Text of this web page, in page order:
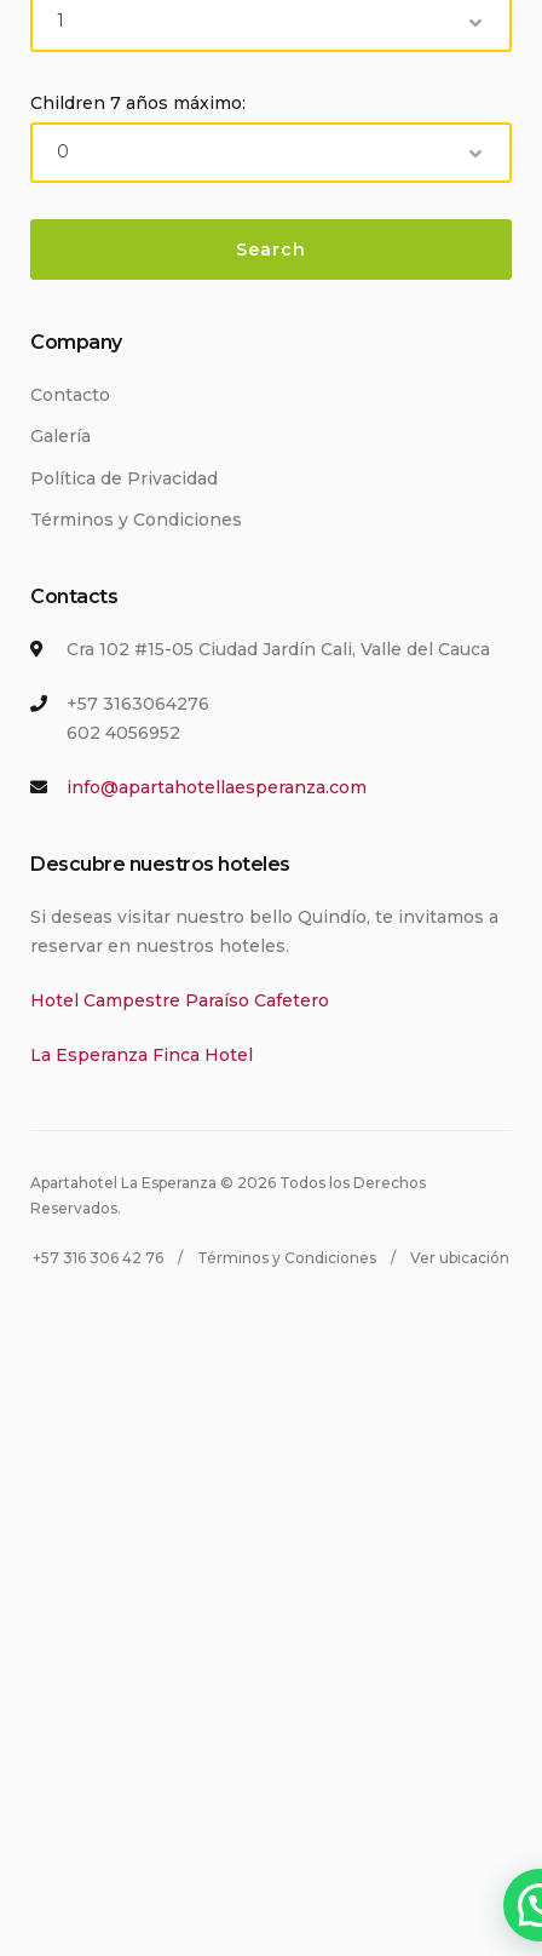
Children 7 años máximo:
Company
Contacto
Galería
Política de Privacidad
Términos y Condiciones
Contacts
Cra 102 #15-05 Ciudad Jardín Cali, Valle del Cauca
+57 3163064276
602 4056952
info@apartahotellaesperanza.com
Descubre nuestros hoteles
Si deseas visitar nuestro bello Quindío, te invitamos a
reservar en nuestros hoteles.
Hotel Campestre Paraíso Cafetero
La Esperanza Finca Hotel
Apartahotel La Esperanza © 2026 Todos los Derechos
Reservados.
+57 316 306 42 76 Términos y Condiciones Ver ubicación